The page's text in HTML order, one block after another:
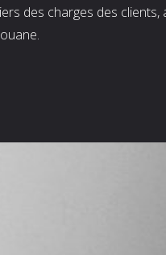
des charges des